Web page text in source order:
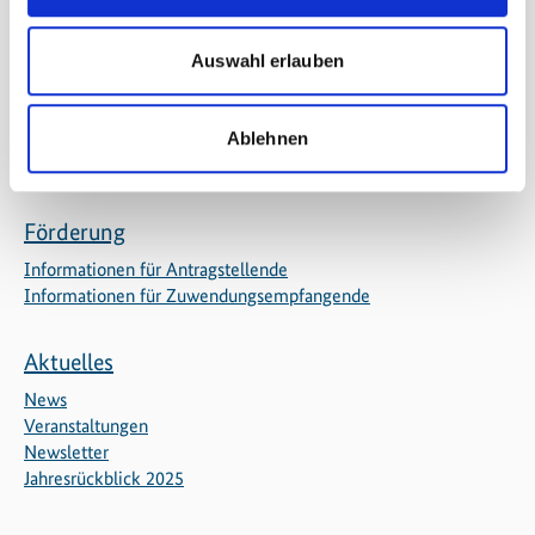
Auswahl erlauben
Ablehnen
Regionale Aktivitäten
Partner
Baumpflanzaktion
Förderung
Informationen für Antragstellende
Informationen für Zuwendungsempfangende
Aktuelles
News
Veranstaltungen
Newsletter
Jahresrückblick 2025